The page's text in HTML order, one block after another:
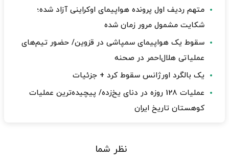
متهم ردیف اول پرونده هواپیمای اوکراینی آزاد شده؛
شکایت مشمول مرور زمان شده
سقوط یک هواپیمای سمپاشی در قزوین/ حضور تیم‌های
عملیاتی هلال‌احمر در صحنه
یک بالگرد اورژانس سقوط کرد + جزئیات
عملیات 128 روزه در دنای یخ‌زده/ پیچیده‌ترین عملیات
کوهستان تاریخ ایران
نظر شما